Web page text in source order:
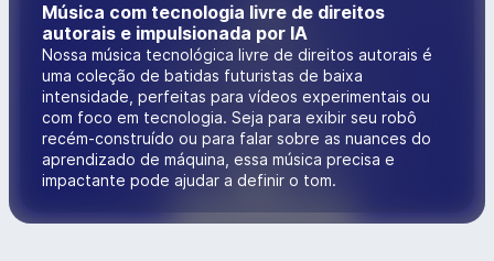
Música com tecnologia livre de direitos
autorais e impulsionada por IA
Nossa música tecnológica livre de direitos autorais é
uma coleção de batidas futuristas de baixa
intensidade, perfeitas para vídeos experimentais ou
com foco em tecnologia. Seja para exibir seu robô
recém-construído ou para falar sobre as nuances do
aprendizado de máquina, essa música precisa e
impactante pode ajudar a definir o tom.